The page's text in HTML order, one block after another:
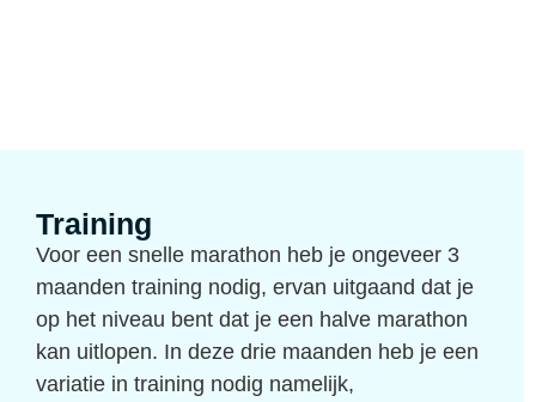
Training
Voor een snelle marathon heb je ongeveer 3
maanden training nodig, ervan uitgaand dat je
op het niveau bent dat je een halve marathon
kan uitlopen. In deze drie maanden heb je een
variatie in training nodig namelijk,